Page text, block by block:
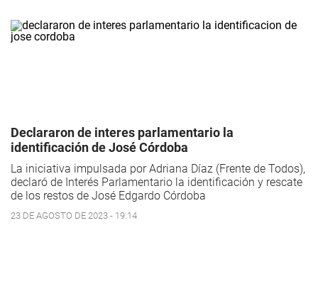
Declararon de interes parlamentario la
identificación de José Córdoba
La iniciativa impulsada por Adriana Díaz (Frente de Todos),
declaró de Interés Parlamentario la identificación y rescate
de los restos de José Edgardo Córdoba
23 DE AGOSTO DE 2023 - 19:14